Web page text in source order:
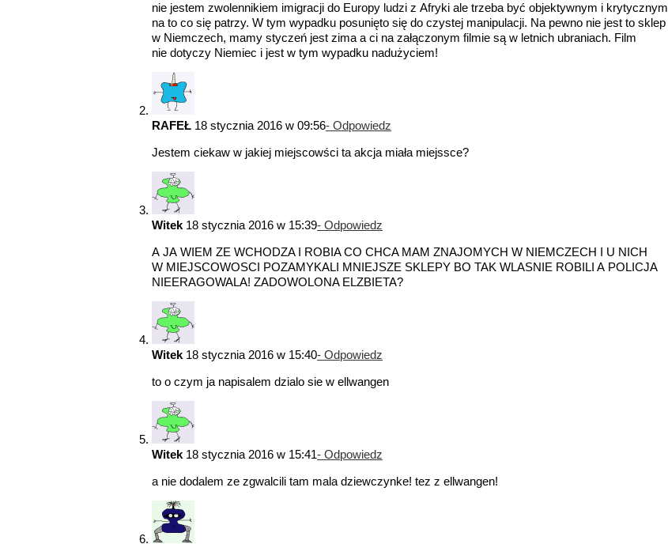
nie jestem zwolennikiem imigracji do Europy ludzi z Afryki ale trzeba być objektywnym i krytycznym
na to co się patrzy. W tym wypadku posunięto się do czystej manipulacji. Na pewno nie jest to sklep
w Niemczech, mamy styczeń jest zima a ci na załączonym filmie są w letnich ubraniach. Film
nie dotyczy Niemiec i jest w tym wypadku nadużyciem!
RAFEŁ 18 stycznia 2016 w 09:56- Odpowiedz
Jestem ciekaw w jakiej miejscowści ta akcja miała miejssce?
Witek 18 stycznia 2016 w 15:39- Odpowiedz
A JA WIEM ZE WCHODZA I ROBIA CO CHCA MAM ZNAJOMYCH W NIEMCZECH I U NICH
W MIEJSCOWOSCI POZAMYKALI MNIEJSZE SKLEPY BO TAK WLASNIE ROBILI A POLICJA
NIEERAGOWALA! ZADOWOLONA ELZBIETA?
Witek 18 stycznia 2016 w 15:40- Odpowiedz
to o czym ja napisalem dzialo sie w ellwangen
Witek 18 stycznia 2016 w 15:41- Odpowiedz
a nie dodalem ze zgwalcili tam mala dziewczynke! tez z ellwangen!